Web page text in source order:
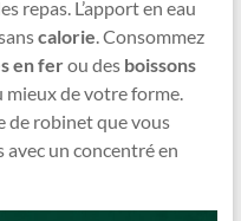
repas. L’apport en eau
calorie. Consommez
en ferou des boissons
de votre forme.
de robinet que vous
un concentré en